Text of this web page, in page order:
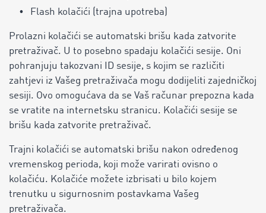
Flash kolačići (trajna upotreba)
Prolazni kolačići se automatski brišu kada zatvorite
pretraživač. U to posebno spadaju kolačići sesije. Oni
pohranjuju takozvani ID sesije, s kojim se različiti
zahtjevi iz Vašeg pretraživača mogu dodijeliti zajedničkoj
sesiji. Ovo omogućava da se Vaš računar prepozna kada
se vratite na internetsku stranicu. Kolačići sesije se
brišu kada zatvorite pretraživač.
Trajni kolačići se automatski brišu nakon određenog
vremenskog perioda, koji može varirati ovisno o
kolačiću. Kolačiće možete izbrisati u bilo kojem
trenutku u sigurnosnim postavkama Vašeg
pretraživača.